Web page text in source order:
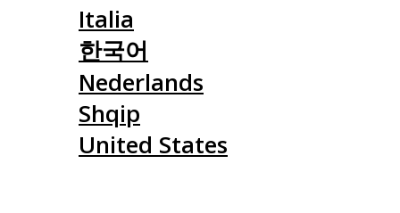
Italia
한국어
Nederlands
Shqip
United States